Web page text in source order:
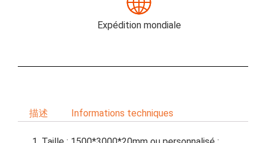
Expédition mondiale
描述 Informations techniques